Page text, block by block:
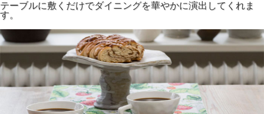
テーブルに敷くだけでダイニングを華やかに演出してくれま
す。